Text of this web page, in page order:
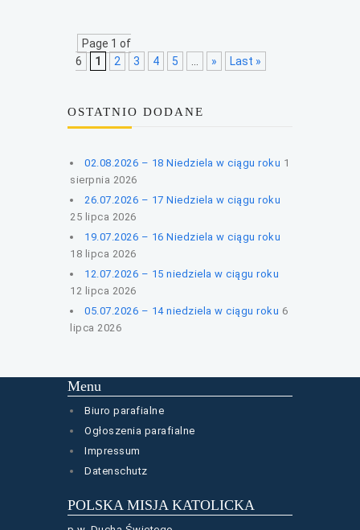
Page 1 of
6
1 2 3 4 5 » Last »
OSTATNIO DODANE
02.08.2026 – 18 Niedziela w ciągu roku 1
sierpnia 2026
26.07.2026 – 17 Niedziela w ciągu roku
25 lipca 2026
19.07.2026 – 16 Niedziela w ciągu roku
18 lipca 2026
12.07.2026 – 15 niedziela w ciągu roku
12 lipca 2026
05.07.2026 – 14 niedziela w ciągu roku 6
lipca 2026
Menu
Biuro parafialne
Ogłoszenia parafialne
Impressum
Datenschutz
POLSKA MISJA KATOLICKA